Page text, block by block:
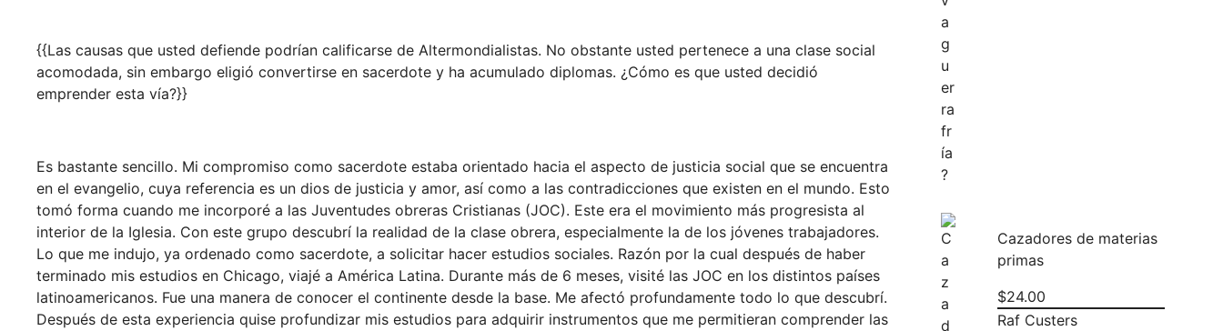
{{Las causas que usted defiende podrían calificarse de Altermondialistas. No obstante usted pertenece a una clase social
acomodada, sin embargo eligió convertirse en sacerdote y ha acumulado diplomas. ¿Cómo es que usted decidió
emprender esta vía?}}
Es bastante sencillo. Mi compromiso como sacerdote estaba orientado hacia el aspecto de justicia social que se encuentra
en el evangelio, cuya referencia es un dios de justicia y amor, así como a las contradicciones que existen en el mundo. Esto
tomó forma cuando me incorporé a las Juventudes obreras Cristianas (JOC). Este era el movimiento más progresista al
interior de la Iglesia. Con este grupo descubrí la realidad de la clase obrera, especialmente la de los jóvenes trabajadores.
Lo que me indujo, ya ordenado como sacerdote, a solicitar hacer estudios sociales. Razón por la cual después de haber
terminado mis estudios en Chicago, viajé a América Latina. Durante más de 6 meses, visité las JOC en los distintos países
latinoamericanos. Fue una manera de conocer el continente desde la base. Me afectó profundamente todo lo que descubrí.
Después de esta experiencia quise profundizar mis estudios para adquirir instrumentos que me permitieran comprender las
Cazadores de materias
primas
$24.00
Raf Custers